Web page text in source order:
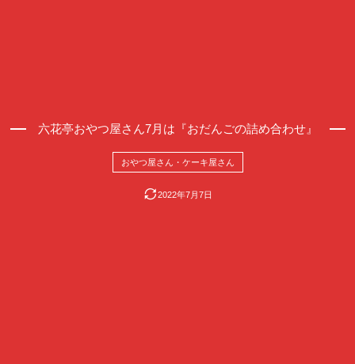
六花亭おやつ屋さん7月は『おだんごの詰め合わせ』
おやつ屋さん・ケーキ屋さん
2022年7月7日